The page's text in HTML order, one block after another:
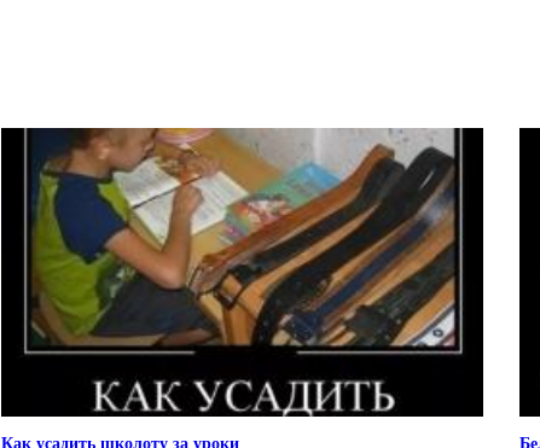
Как усадить школоту за уроки